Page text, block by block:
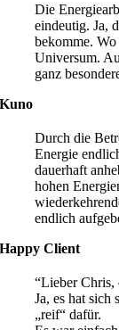
Die
eindeutig. Ja,
bekomme.
Universum.
ganz
Kuno
Durch die
Energie
dauerhaft
hohen
endlich
Happy Client
“Lieber Chris,
Ja, es hat
„reif“ dafür.